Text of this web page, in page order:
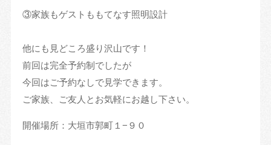
③家族もゲストももてなす照明設計
他にも見どころ盛り沢山です！
前回は完全予約制でしたが
今回はご予約なしで見学できます。
ご家族、ご友人とお気軽にお越し下さい。
開催場所：大垣市郭町１−９０